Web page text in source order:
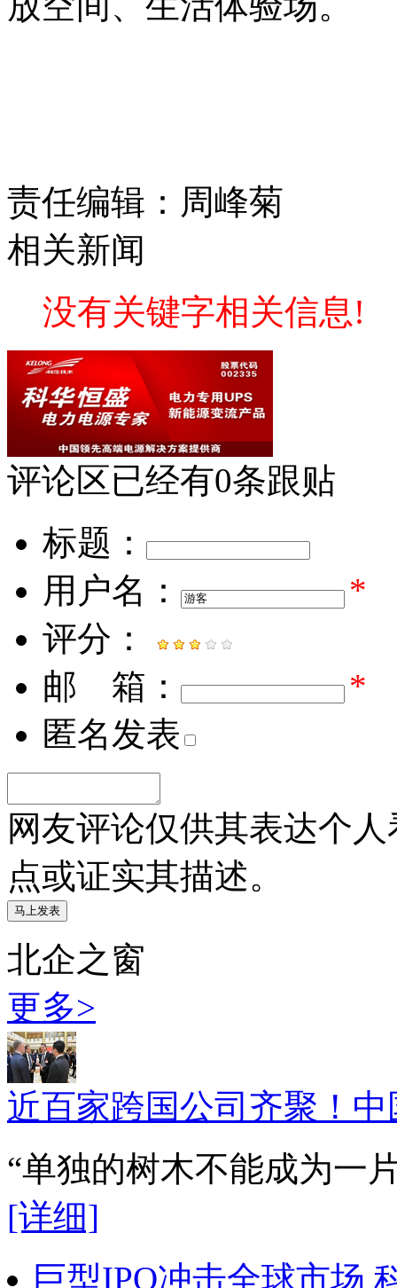
责任编辑：周峰菊
相关新闻
没有关键字相关信息!
评论区已经有0条跟贴
标题：
用户名：
*
评分：
邮 箱：
*
匿名发表
网友评论仅供其表达个
点或证实其描述。
北企之窗
更多>
近百家跨国公司齐聚！
“单独的树木不能成为一
[详细]
巨型IPO冲击全球市场